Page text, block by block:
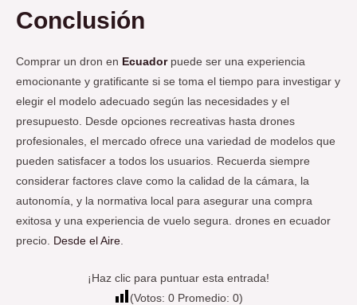
Conclusión
Comprar un dron en Ecuadorpuede ser una experiencia
emocionante y gratificante si se toma el tiempo para investigar y
elegir el modelo adecuado según las necesidades y el
presupuesto. Desde opciones recreativas hasta drones
profesionales, el mercado ofrece una variedad de modelos que
pueden satisfacer a todos los usuarios. Recuerda siempre
considerar factores clave como la calidad de la cámara, la
autonomía, y la normativa local para asegurar una compra
exitosa y una experiencia de vuelo segura. drones en ecuador
precio.
Desde el Aire
¡Haz clic para puntuar esta entrada!
(Votos: 0 Promedio: 0)